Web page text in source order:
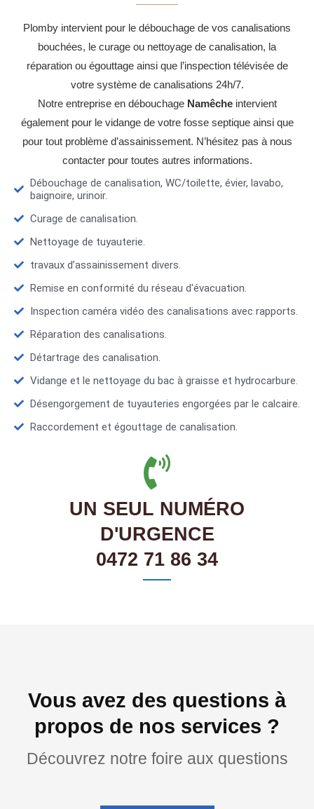
Plomby intervient pour le débouchage de vos canalisations
bouchées, le curage ou nettoyage de canalisation, la
réparation ou égouttage ainsi que l’inspection télévisée de
votre système de canalisations 24h/7.
Notre entreprise en débouchage Namêcheintervient
également pour le vidange de votre fosse septique ainsi que
pour tout problème d’assainissement. N’hésitez pas à nous
contacter pour toutes autres informations.
Débouchage de canalisation, WC/toilette, évier, lavabo,
baignoire, urinoir.
Curage de canalisation.
Nettoyage de tuyauterie.
travaux d’assainissement divers.
Remise en conformité du réseau d'évacuation.
Inspection caméra vidéo des canalisations avec rapports.
Réparation des canalisations.
Détartrage des canalisation.
Vidange et le nettoyage du bac à graisse et hydrocarbure.
Désengorgement de tuyauteries engorgées par le calcaire.
Raccordement et égouttage de canalisation.
UN SEUL NUMÉRO
D'URGENCE
0472 71 86 34
Vous avez des questions à
propos de nos services ?
Découvrez notre foire aux questions